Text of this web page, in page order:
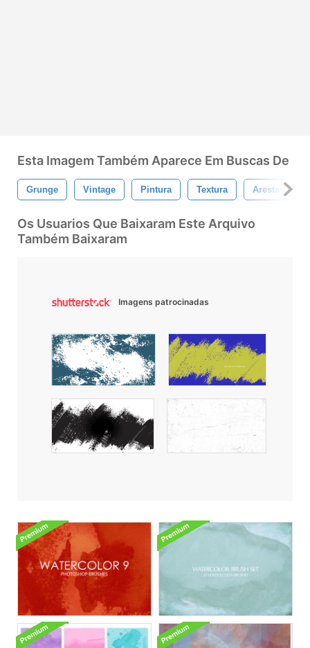
Esta Imagem Também Aparece Em Buscas De
Grunge Vintage Pintura Textura Arestas
Os Usuarios Que Baixaram Este Arquivo
Também Baixaram
Imagens patrocinadas